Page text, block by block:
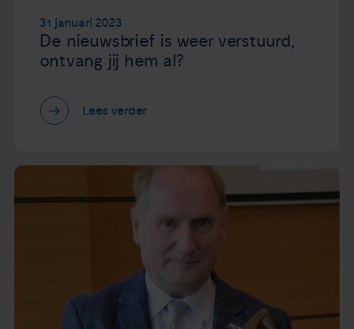
31 januari 2023
De nieuwsbrief is weer verstuurd,
ontvang jij hem al?
Lees verder